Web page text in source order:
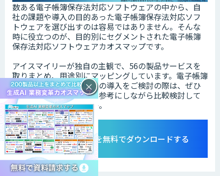
数ある電子帳簿保存法対応ソフトウェアの中から、自
社の課題や導入の目的あった電子帳簿保存法対応ソフ
トウェアを選び出すのは容易ではありません。そんな
時に役立つのが、目的別にセグメントされた電子帳簿
保存法対応ソフトウェアカオスマップです。
アイスマイリーが独自の主観で、56の製品サービスを
取りまとめ、用途別にマッピングしています。電子帳簿
保存法対応ソフトウェアの導入をご検討の際は、ぜひ
こちらのカオスマップを参考にしながら比較検討して
みてはいかがでしょうか。
カオスマップを無料でダウンロードする
×